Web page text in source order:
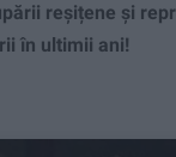
reșițene și
în ultimii ani!